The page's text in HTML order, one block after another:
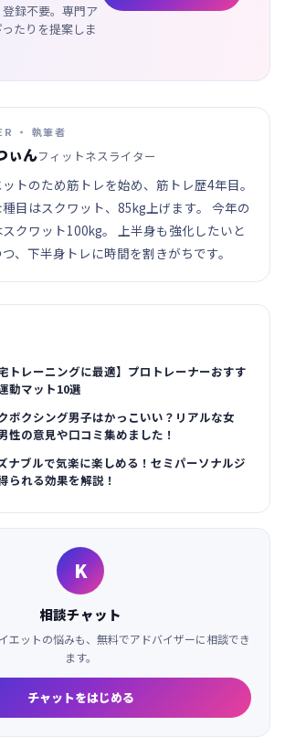
録不要。専門ア
たりを提案しま
・ 執筆者
ぃんフィットネスライター
トのため筋トレを始め、筋トレ歴4年目。
目はスクワット、85kg上げます。 今年の
クワット100kg。 上半身も強化したいと
、下半身トレに時間を割きがちです。
宅トレーニングに最適】プロトレーナーおすす
動マット10選
ボクシング男子はかっこいい？リアルな女
性の意見や口コミ集めました！
ナブルで気楽に楽しめる！セミパーソナルジ
られる効果を解説！
K
相談チャット
エットの悩みも、無料でアドバイザーに相談でき
ます。
チャットをはじめる